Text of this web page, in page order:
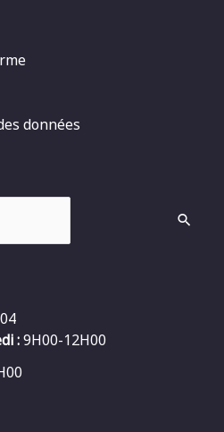
données
:9H00-12H00